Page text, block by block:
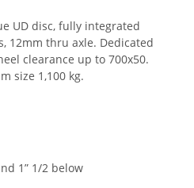
UD disc, fully integrated
12mm thru axle. Dedicated
clearance up to 700x50.
size 1,100 kg.
1” 1/2 below